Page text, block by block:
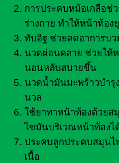
การประคบหม้อเกลือช่
ร่างกาย ทำให้หน้าท้อง
ทับอิฐ ช่วยลดอาการบ
นวดผ่อนคลาย ช่วยให้
นอนหลับสบายขึ้น
นวดน้ำมันมะพร้าวบำรุ
นวล
ใช้ยาทาหน้าท้องด้วยส
ไขมันบริเวณหน้าท้องไ
ประคบลูกประคบสมุน
เนื้อ